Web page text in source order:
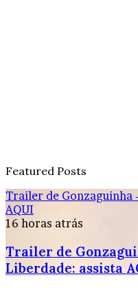
Featured Posts
Trailer de Gonzaguinha
AQUI
16 horas atrás
Trailer de
Liberdade: assista